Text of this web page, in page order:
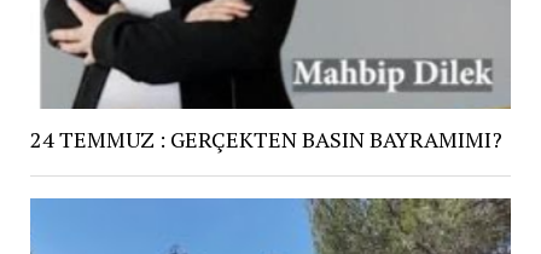
24 TEMMUZ : GERÇEKTEN BASIN BAYRAMIMI?